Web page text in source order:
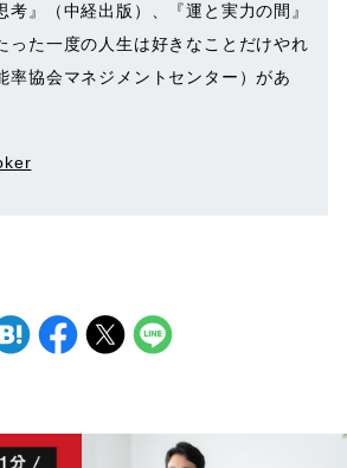
考』（中経出版）、『運と実力の間』
った一度の人生は好きなことだけやれ
率協会マネジメントセンター）があ